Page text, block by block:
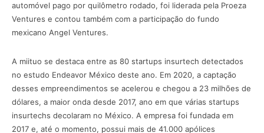
automóvel pago por quilômetro rodado, foi liderada pela Proeza
Ventures e contou também com a participação do fundo
mexicano Angel Ventures.
A miituo se destaca entre as 80 startups insurtech detectados
no estudo Endeavor México deste ano. Em 2020, a captação
desses empreendimentos se acelerou e chegou a 23 milhões de
dólares, a maior onda desde 2017, ano em que várias startups
insurtechs decolaram no México. A empresa foi fundada em
2017 e, até o momento, possui mais de 41.000 apólices